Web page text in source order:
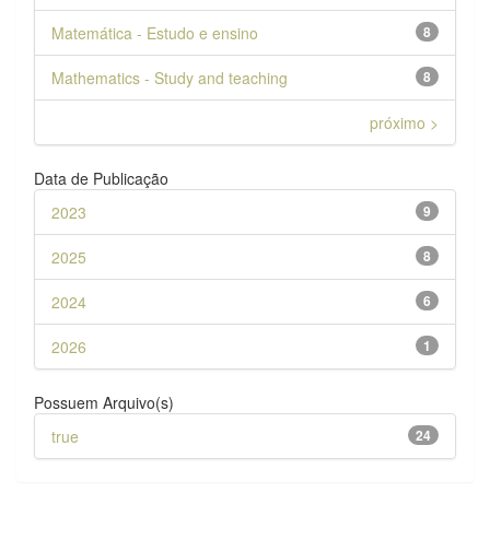
8
Matemática - Estudo e ensino
8
Mathematics - Study and teaching
próximo >
Data de Publicação
9
2023
8
2025
6
2024
1
2026
Possuem Arquivo(s)
24
true